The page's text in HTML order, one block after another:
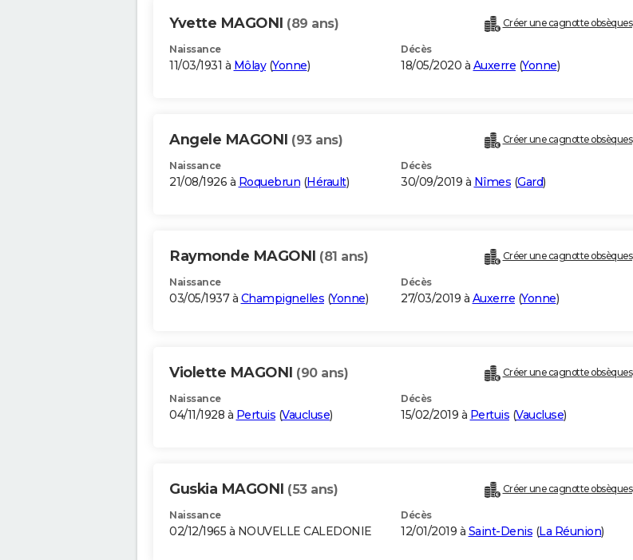
Yvette MAGONI (89 ans) Créer une cagnotte obsèques
Naissance
11/03/1931 à Môlay(Yonne)
Décès
18/05/2020 à Auxerre (Yonne)
Angele MAGONI (93 ans) Créer une cagnotte obsèques
Naissance
21/08/1926 à Roquebrun (Hérault)
Décès
30/09/2019 à Nîmes (Gard)
Raymonde MAGONI (81 ans) Créer une cagnotte obsèques
Naissance
03/05/1937 à Champignelles (Yonne)
Décès
27/03/2019 à Auxerre (Yonne)
Violette MAGONI (90 ans) Créer une cagnotte obsèques
Naissance
04/11/1928 à Pertuis (Vaucluse)
Décès
15/02/2019 à Pertuis (Vaucluse)
Guskia MAGONI (53 ans) Créer une cagnotte obsèques
Naissance
02/12/1965 à NOUVELLE CALEDONIE
Décès
12/01/2019 à Saint-Denis (La Réunion)